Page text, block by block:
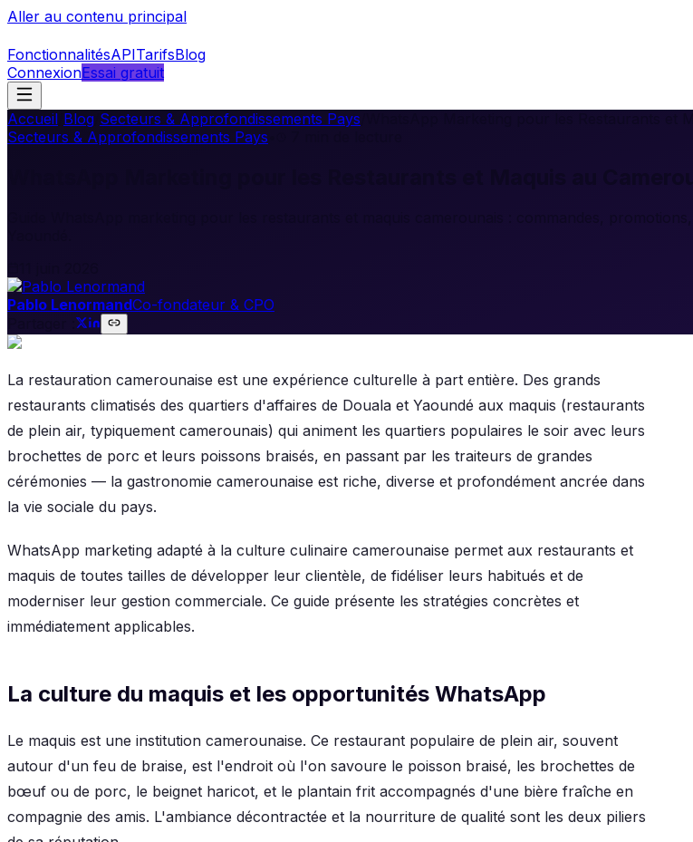
Aller au contenu principal
FonctionnalitésAPITarifsBlog
ConnexionEssai gratuit
Accueil Blog Secteurs & Approfondissements Pays
Secteurs & Approfondissements Pays
Guide WhatsApp marketing pour les restaurants et maquis camerounais : commandes,
Pablo LenormandCo-fondateur & CPO
La restauration camerounaise est une expérience culturelle à part entière. Des grands
restaurants climatisés des quartiers d'affaires de Douala et Yaoundé aux maquis (restaurants
de plein air, typiquement camerounais) qui animent les quartiers populaires le soir avec leurs
brochettes de porc et leurs poissons braisés, en passant par les traiteurs de grandes
cérémonies — la gastronomie camerounaise est riche, diverse et profondément ancrée dans
la vie sociale du pays.
WhatsApp marketing adapté à la culture culinaire camerounaise permet aux restaurants et
maquis de toutes tailles de développer leur clientèle, de fidéliser leurs habitués et de
moderniser leur gestion commerciale. Ce guide présente les stratégies concrètes et
immédiatement applicables.
La culture du maquis et les opportunités WhatsApp
Le maquis est une institution camerounaise. Ce restaurant populaire de plein air, souvent
autour d'un feu de braise, est l'endroit où l'on savoure le poisson braisé, les brochettes de
bœuf ou de porc, le beignet haricot, et le plantain frit accompagnés d'une bière fraîche en
compagnie des amis. L'ambiance décontractée et la nourriture de qualité sont les deux piliers